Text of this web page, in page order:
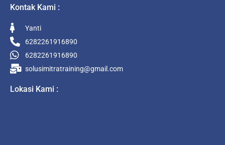
Kontak Kami :
Yanti
6282261916890
6282261916890
solusimitratraining@gmail.com
Lokasi Kami :